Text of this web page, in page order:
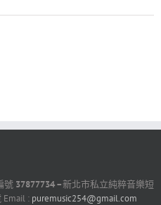
號 37877734 –新北市私立純粹音樂短
Email : puremusic254@gmail.com